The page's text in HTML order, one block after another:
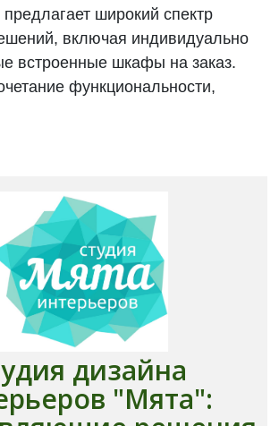
широкий спектр
включая индивидуально
встроенные шкафы на заказ.
функциональности,
дизайна
"Мята":